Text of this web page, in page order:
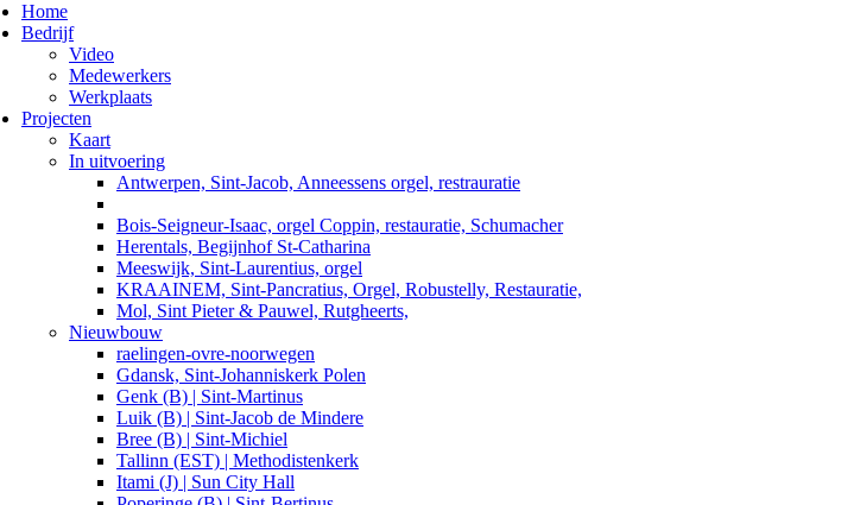
Home
Bedrijf
Video
Medewerkers
Werkplaats
Projecten
Kaart
In uitvoering
Antwerpen, Sint-Jacob, Anneessens orgel, restrauratie
Bois-Seigneur-Isaac, orgel Coppin, restauratie, Schumacher
Herentals, Begijnhof St-Catharina
Meeswijk, Sint-Laurentius, orgel
KRAAINEM, Sint-Pancratius, Orgel, Robustelly, Restauratie,
Mol, Sint Pieter & Pauwel, Rutgheerts,
Nieuwbouw
raelingen-ovre-noorwegen
Gdansk, Sint-Johanniskerk Polen
Genk (B) | Sint-Martinus
Luik (B) | Sint-Jacob de Mindere
Bree (B) | Sint-Michiel
Tallinn (EST) | Methodistenkerk
Itami (J) | Sun City Hall